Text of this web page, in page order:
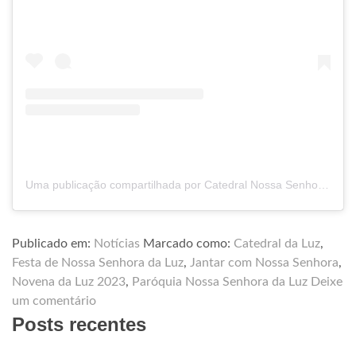
Uma publicação compartilhada por Catedral Nossa Senhora da Luz (@catedraldaluz_)
Publicado em: Notícias Marcado como: Catedral da Luz,
Festa de Nossa Senhora da Luz, Jantar com Nossa Senhora,
Novena da Luz 2023, Paróquia Nossa Senhora da Luz Deixe
um comentário
Posts recentes